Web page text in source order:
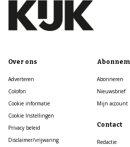
Over ons
Adverteren
Colofon
Cookie informatie
Cookie Instellingen
Privacy beleid
Disclaimer/vrijwaring
Abonneren
Nieuwsbrief
Mijn account
Contact
Redactie